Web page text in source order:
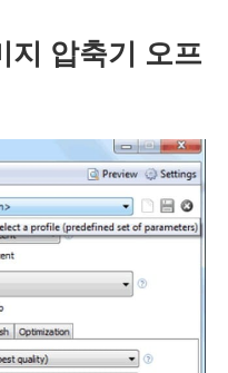
압축기 오프